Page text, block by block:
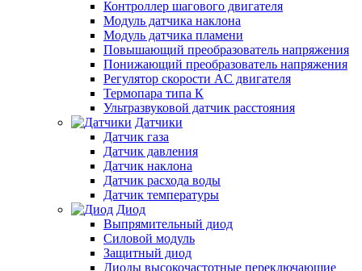
Контроллер шагового двигателя
Модуль датчика наклона
Модуль датчика пламени
Повышающий преобразователь напряжения
Понижающий преобразователь напряжения
Регулятор скорости AC двигателя
Термопара типа К
Ультразвуковой датчик расстояния
Датчики
Датчик газа
Датчик давления
Датчик наклона
Датчик расхода воды
Датчик температуры
Диод
Выпрямительный диод
Силовой модуль
Защитный диод
Диоды высокочастотные переключающие